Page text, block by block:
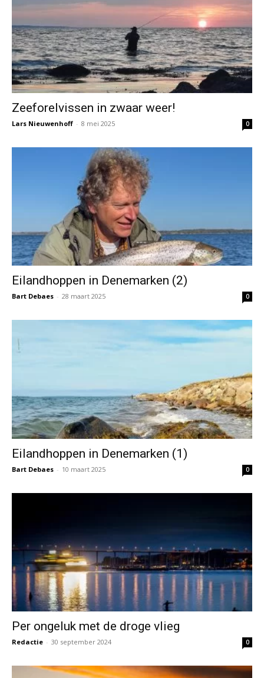
Zeeforelvissen in zwaar weer!
Lars Nieuwenhoff - 8 mei 2025 0
Eilandhoppen in Denemarken (2)
Bart Debaes - 28 maart 2025 0
Eilandhoppen in Denemarken (1)
Bart Debaes - 10 maart 2025 0
Per ongeluk met de droge vlieg
Redactie - 30 september 2024 0